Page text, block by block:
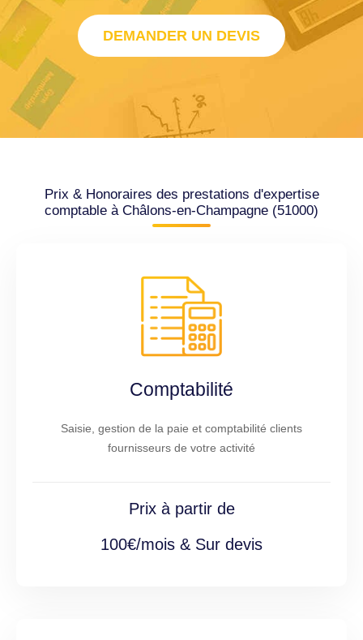
DEMANDER UN DEVIS
Prix & Honoraires des prestations d'expertise
comptable à Châlons-en-Champagne (51000)
Comptabilité
Saisie, gestion de la paie et comptabilité clients
fournisseurs de votre activité
Prix à partir de
100€/mois & Sur devis